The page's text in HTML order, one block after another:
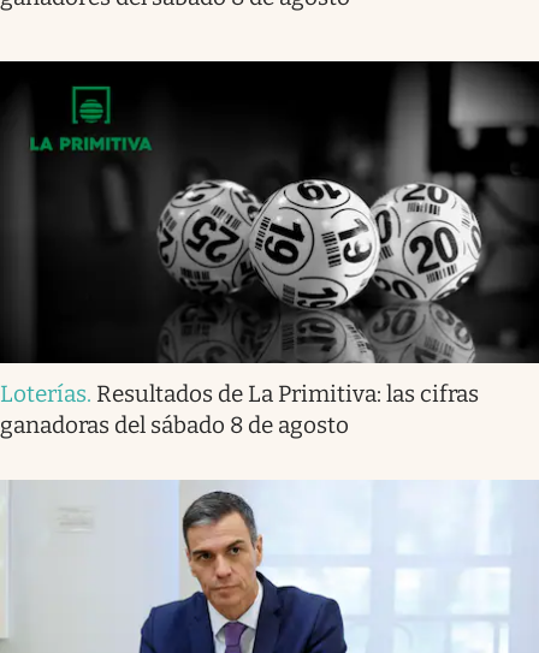
Loterías. Resultados de La Primitiva: las cifras
ganadoras del sábado 8 de agosto